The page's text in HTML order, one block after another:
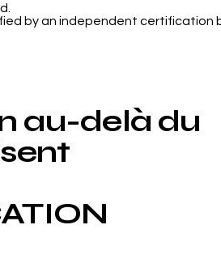
la Classification
by an independent certification
au-delà du